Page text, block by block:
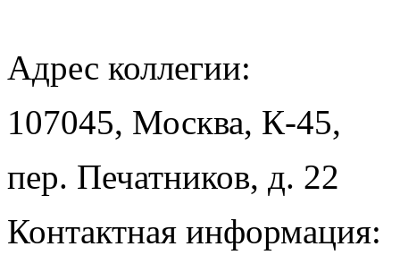
Адрес коллегии:
107045, Москва, К-45,
пер. Печатников, д. 22
Контактная информация: